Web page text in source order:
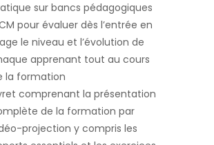
sur bancs pédagogiques
pour évaluer dès l’entrée en
le niveau et l’évolution de
apprenant tout au cours
la formation
comprenant la présentation
de la formation par
projection y compris les